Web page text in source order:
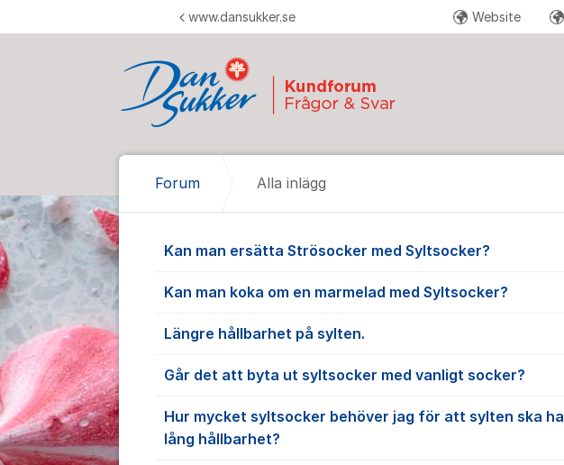
www.dansukker.se Website
Forum Alla inlägg
Alla inlägg
Kan man ersätta Strösocker med Syltsocker?
Kan man koka om en marmelad med Syltsocker?
Längre hållbarhet på sylten.
Går det att byta ut syltsocker med vanligt socker?
Hur mycket syltsocker behöver jag för att sylten ska ha
lång hållbarhet?